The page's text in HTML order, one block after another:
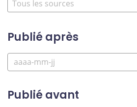
Publié après
Publié avant